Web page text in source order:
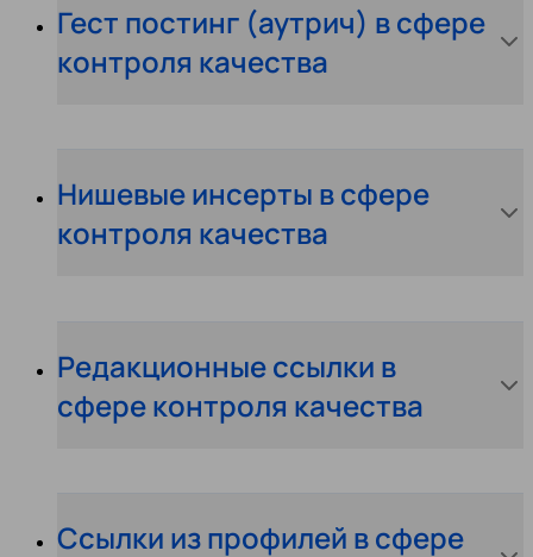
Гест постинг (аутрич) в сфере
контроля качества
Нишевые инсерты в сфере
контроля качества
Редакционные ссылки в
сфере контроля качества
Ссылки из профилей в сфере